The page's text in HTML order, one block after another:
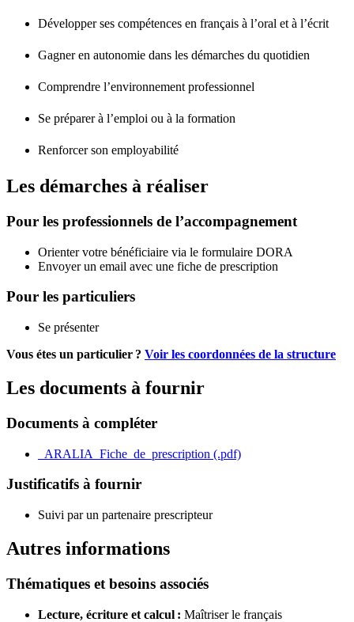
Développer ses compétences en français à l’oral et à l’écrit
Gagner en autonomie dans les démarches du quotidien
Comprendre l’environnement professionnel
Se préparer à l’emploi ou à la formation
Renforcer son employabilité
Les démarches à réaliser
Pour les professionnels de l’accompagnement
Orienter votre bénéficiaire via le formulaire DORA
Envoyer un email avec une fiche de prescription
Pour les particuliers
Se présenter
Vous étes un particulier ? Voir les coordonnées de la structure
Les documents à fournir
Documents à compléter
_ARALIA_Fiche_de_prescription (.pdf)
Justificatifs à fournir
Suivi par un partenaire prescripteur
Autres informations
Thématiques et besoins associés
Lecture, écriture et calcul : Maîtriser le français